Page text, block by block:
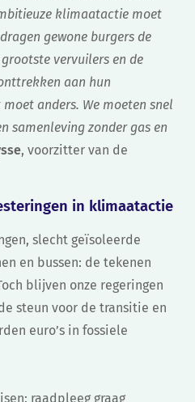
klimaatactie moet
gewone burgers de
vervuilers en de
aan hun
anders. We moeten snel
samenleving zonder gas en
, voorzitter van de
in klimaatactie
slecht geïsoleerde
en bussen: de tekenen
blijven onze regeringen
steun voor de transitie en
euro’s in fossiele
raadpleeg graag